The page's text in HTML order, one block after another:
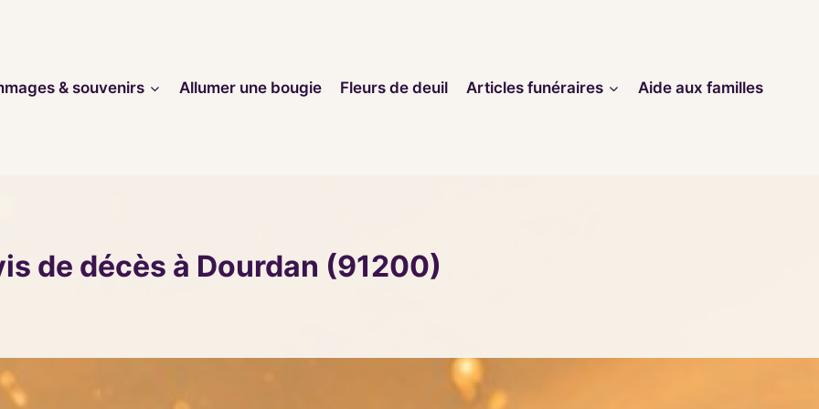
& souvenirs
Allumer une bougie Fleurs de deuil Articles funéraires Aide aux familles
de décès à Dourdan (91200)